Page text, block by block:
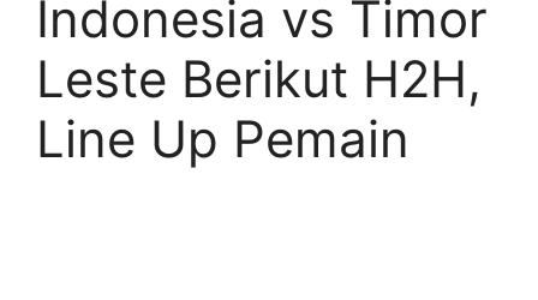
Indonesia vs Timor
Leste Berikut H2H,
Line Up Pemain